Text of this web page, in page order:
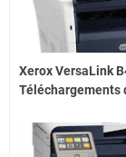
Xerox VersaLink
Téléchargements